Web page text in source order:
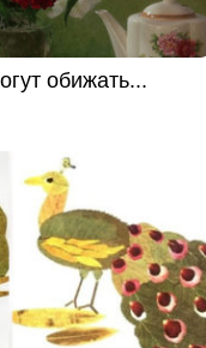
обижать...